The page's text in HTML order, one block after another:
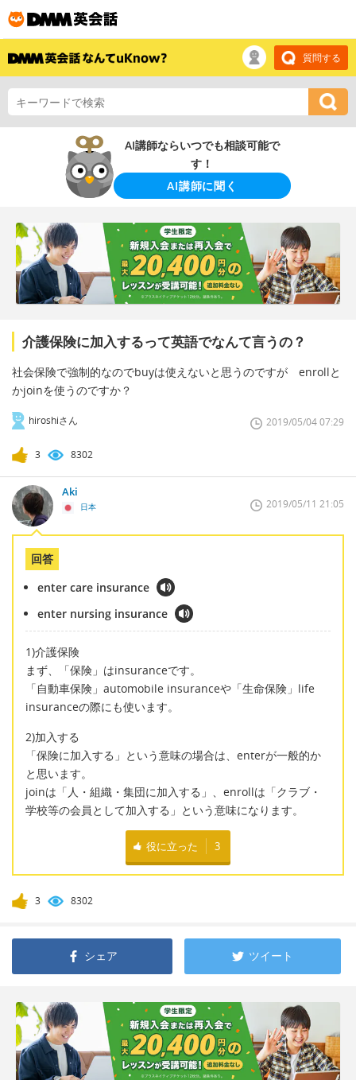
質問する
AI講師ならいつでも相談可能で
す！
AI講師に聞く
介護保険に加入するって英語でなんて言うの？
社会保険で強制的なのでbuyは使えないと思うのですが enrollと
かjoinを使うのですか？
hiroshiさん 2019/05/04 07:29
3 8302
Aki
日本 2019/05/11 21:05
回答
enter care insurance
enter nursing insurance
1)介護保険
まず、「保険」はinsuranceです。
「自動車保険」automobile insuranceや「生命保険」life
insuranceの際にも使います。
2)加入する
「保険に加入する」という意味の場合は、enterが一般的か
と思います。
joinは「人・組織・集団に加入する」、enrollは「クラブ・
学校等の会員として加入する」という意味になります。
役に立った 3
3 8302
シェア ツイート